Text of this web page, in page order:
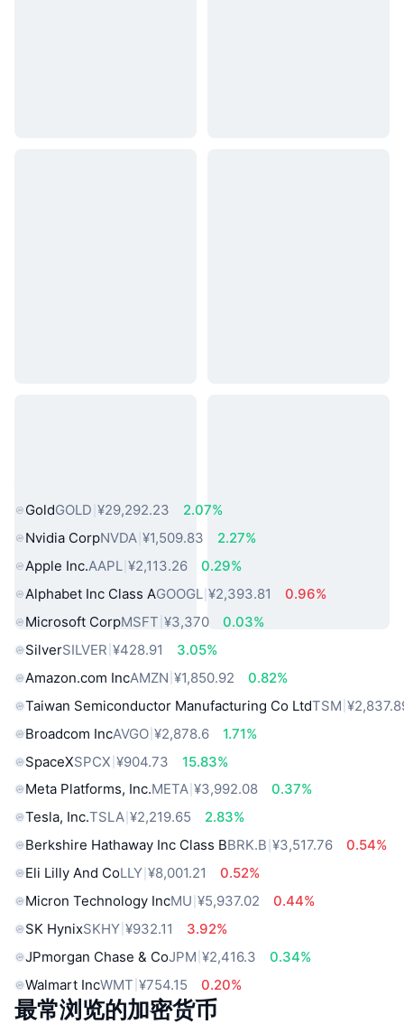
GoldGOLD ¥29,292.23
2.07%
Nvidia CorpNVDA ¥1,509.83
2.27%
Apple Inc.AAPL ¥2,113.26
0.29%
Alphabet Inc Class AGOOGL ¥2,393.81
0.96%
Microsoft CorpMSFT ¥3,370
0.03%
SilverSILVER ¥428.91
3.05%
Amazon.com IncAMZN ¥1,850.92
0.82%
Taiwan Semiconductor Manufacturing Co LtdTSM
Broadcom IncAVGO ¥2,878.6
1.71%
SpaceXSPCX ¥904.73
15.83%
Meta Platforms, Inc.META ¥3,992.08
0.37%
Tesla, Inc.TSLA ¥2,219.65
2.83%
Berkshire Hathaway Inc Class BBRK.B ¥3,517.76
0.54%
Eli Lilly And CoLLY ¥8,001.21
0.52%
Micron Technology IncMU ¥5,937.02
0.44%
SK HynixSKHY ¥932.11
3.92%
JPmorgan Chase & CoJPM ¥2,416.3
0.34%
Walmart IncWMT ¥754.15 0.20%
最常浏览的加密货币